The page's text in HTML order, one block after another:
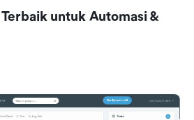
Terbaik untuk Automasi &